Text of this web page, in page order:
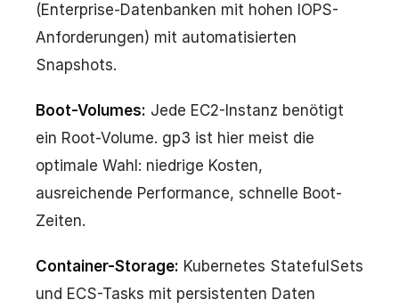
(Enterprise-Datenbanken mit hohen IOPS-
Anforderungen) mit automatisierten
Snapshots.
Boot-Volumes: Jede EC2-Instanz benötigt
ein Root-Volume. gp3 ist hier meist die
optimale Wahl: niedrige Kosten,
ausreichende Performance, schnelle Boot-
Zeiten.
Container-Storage: Kubernetes StatefulSets
und ECS-Tasks mit persistenten Daten